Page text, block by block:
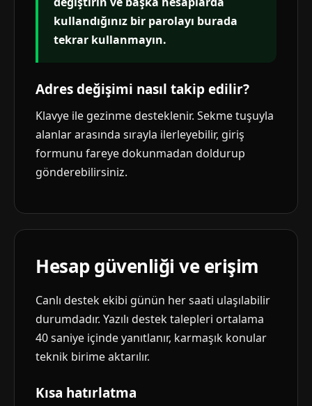
kullandığınız bir parolayı burada
tekrar kullanmayın.
Adres değişimi nasıl takip edilir?
Klavye ile gezinme desteklenir. Sekme tuşuyla
alanlar arasında sırayla ilerleyebilir, giriş
formunu fareye dokunmadan doldurup
gönderebilirsiniz.
Hesap güvenliği ve erişim
Canlı destek ekibi günün her saati ulaşılabilir
durumdadır. Yazılı destek talepleri ortalama
40 saniye içinde yanıtlanır, karmaşık konular
teknik birime aktarılır.
Kısa hatırlatma